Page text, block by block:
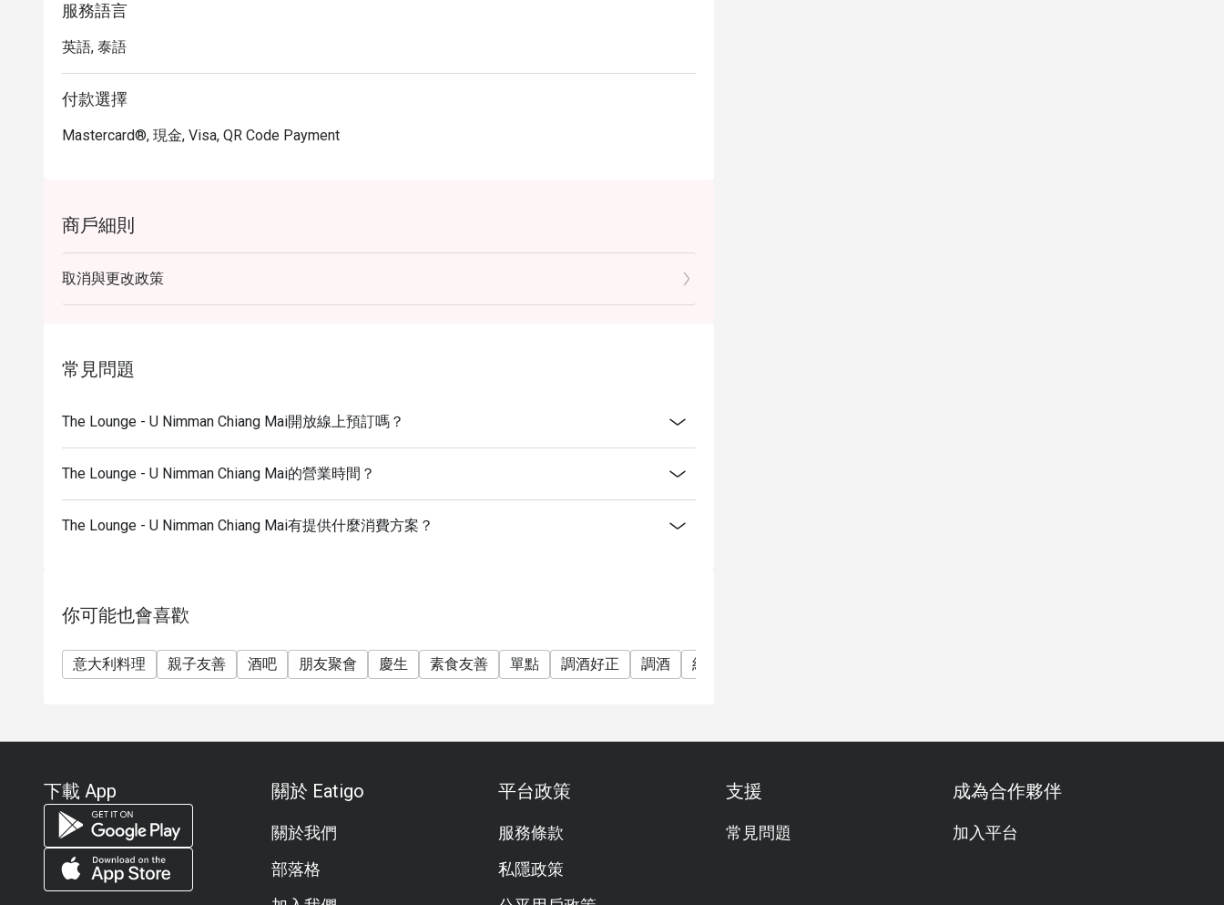
服務語言
英語, 泰語
付款選擇
Mastercard®, 現金, Visa, QR Code Payment
商戶細則
取消與更改政策
常見問題
The Lounge - U Nimman Chiang Mai開放線上預訂嗎？
The Lounge - U Nimman Chiang Mai的營業時間？
The Lounge - U Nimman Chiang Mai有提供什麼消費方案？
你可能也會喜歡
意大利料理 親子友善 酒吧 朋友聚會 慶生 素食友善 單點 調酒好正 調酒 紅酒
下載 App 關於 Eatigo
關於我們
部落格
平台政策
服務條款
私隱政策
支援
常見問題
成為合作夥伴
加入平台